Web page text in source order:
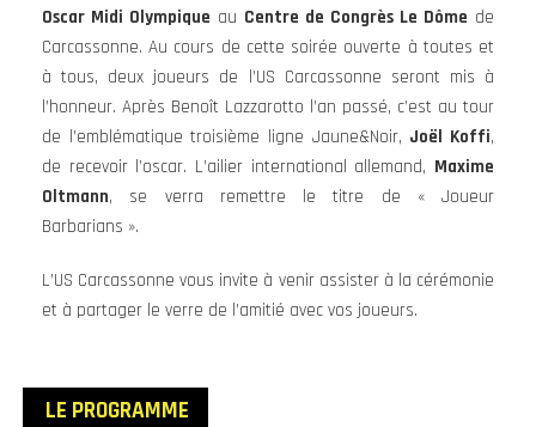
Oscar Midi Olympique au Centre de Congrès Le Dôme de
Carcassonne. Au cours de cette soirée ouverte à toutes et
à tous, deux joueurs de l’US Carcassonne seront mis à
l’honneur. Après Benoît Lazzarotto l’an passé, c’est au tour
de l’emblématique troisième ligne Jaune&Noir, Joël Koffi,
de recevoir l’oscar. L’ailier international allemand, Maxime
Oltmann, se verra remettre le titre de « Joueur
Barbarians ».
L’US Carcassonne vous invite à venir assister à la cérémonie
et à partager le verre de l’amitié avec vos joueurs.
LE PROGRAMME